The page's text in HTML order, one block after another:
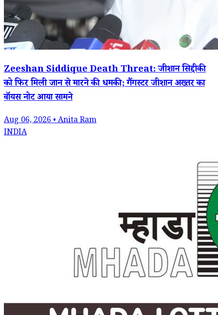
Zeeshan Siddique Death Threat: जीशान सिद्दीकी
को फिर मिली जान से मारने की धमकी; गैंगस्टर जीशान अख्तर का
वॉयस नोट आया सामने
Aug 06, 2026 • Anita Ram
INDIA